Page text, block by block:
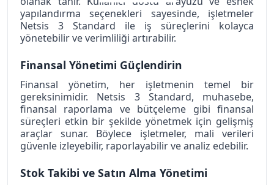
yapılandırma seçenekleri sayesinde, işletmeler
Netsis 3 Standard ile iş süreçlerini kolayca
yönetebilir ve verimliliği artırabilir.
Finansal Yönetimi Güçlendirin
Finansal yönetim, her işletmenin temel bir
gereksinimidir. Netsis 3 Standard, muhasebe,
finansal raporlama ve bütçeleme gibi finansal
süreçleri etkin bir şekilde yönetmek için gelişmiş
araçlar sunar. Böylece işletmeler, mali verileri
güvenle izleyebilir, raporlayabilir ve analiz edebilir.
Stok Takibi ve Satın Alma Yönetimi